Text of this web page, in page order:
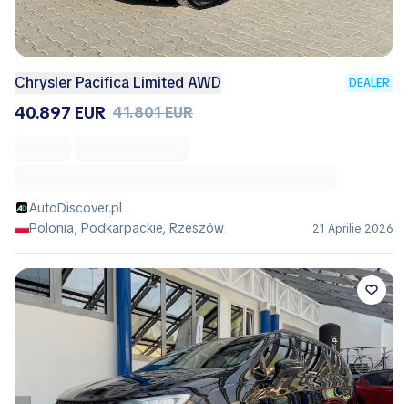
Chrysler Pacifica Limited AWD DEALER
40.897 EUR 41.801 EUR
AutoDiscover.pl
Polonia, Podkarpackie, Rzeszów
21 Aprilie 2026